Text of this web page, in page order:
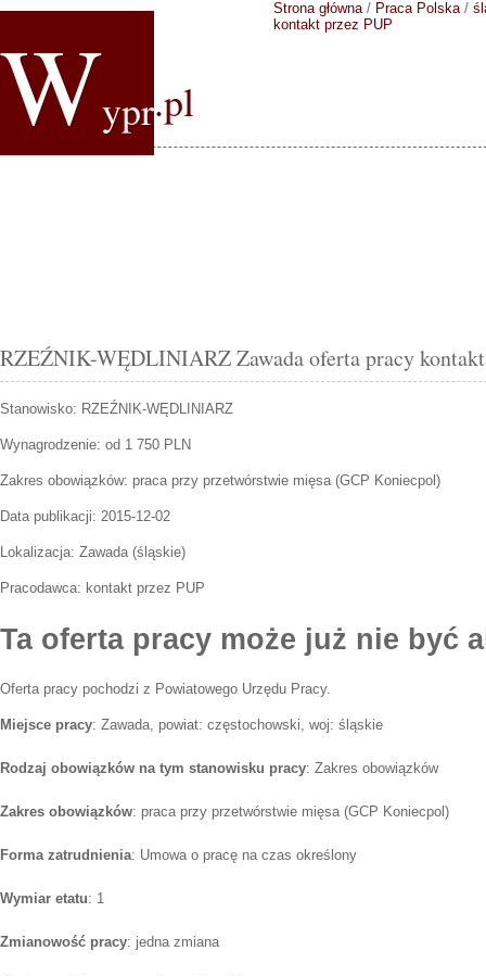
Wypr.pl
Strona główna/ Praca Polska/
kontakt przez PUP
RZEŹNIK-WĘDLINIARZ Zawada oferta pracy
Stanowisko: RZEŹNIK-WĘDLINIARZ
Wynagrodzenie: od 1 750 PLN
Zakres obowiązków: praca przy przetwórstwie mięsa (GCP Koniecpol)
Data publikacji: 2015-12-02
Lokalizacja: Zawada(śląskie)
Pracodawca: kontakt przez PUP
Ta oferta pracy może już nie być
Oferta pracy pochodzi z Powiatowego Urzędu Pracy.
Miejsce pracy: Zawada, powiat: częstochowski, woj: śląskie
Rodzaj obowiązków na tym stanowisku pracy: Zakres obowiązków
Zakres obowiązków: praca przy przetwórstwie mięsa (GCP Koniecpol)
Forma zatrudnienia: Umowa o pracę na czas określony
Wymiar etatu: 1
Zmianowość pracy: jedna zmiana